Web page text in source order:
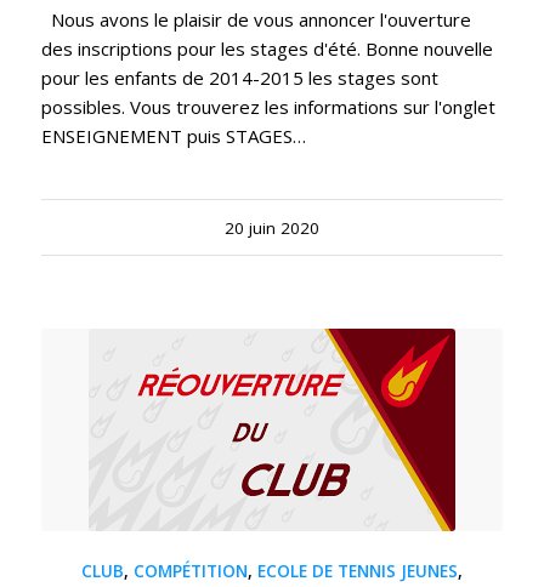
Nous avons le plaisir de vous annoncer l'ouverture
des inscriptions pour les stages d'été. Bonne nouvelle
pour les enfants de 2014-2015 les stages sont
possibles. Vous trouverez les informations sur l'onglet
ENSEIGNEMENT puis STAGES…
20 juin 2020
CLUB, COMPÉTITION, ECOLE DE TENNIS JEUNES,